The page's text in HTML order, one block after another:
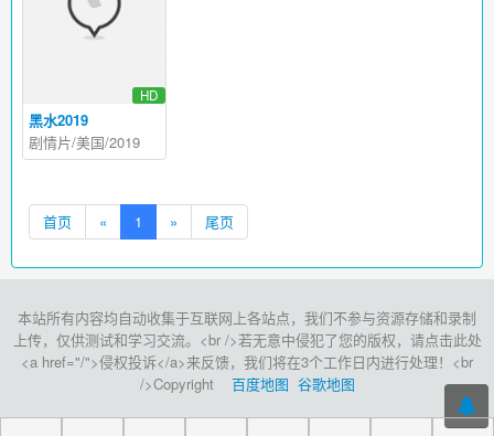
黑水2019
HD
剧情片/美国/2019
首页 « 1 » 尾页
本站所有内容均自动收集于互联网上各站点，我们不参与资源存储和录制
上传，仅供测试和学习交流。<br />若无意中侵犯了您的版权，请点击此处
<a href="/">侵权投诉</a>来反馈，我们将在3个工作日内进行处理！<br
/>Copyright 百度地图 谷歌地图